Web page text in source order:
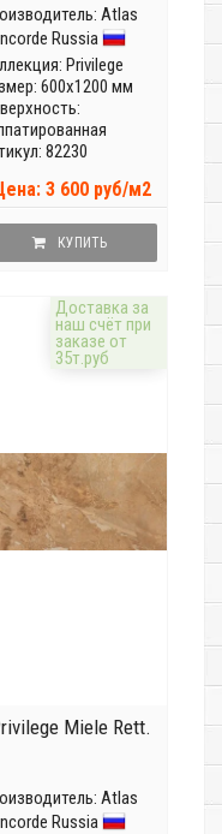
Atlas
Russia
Privilege
600x1200 мм
82230
3 600 руб/м2
КУПИТЬ
Доставка за
наш счёт при
заказе от
35т.руб
Miele Rett.
Atlas
Russia